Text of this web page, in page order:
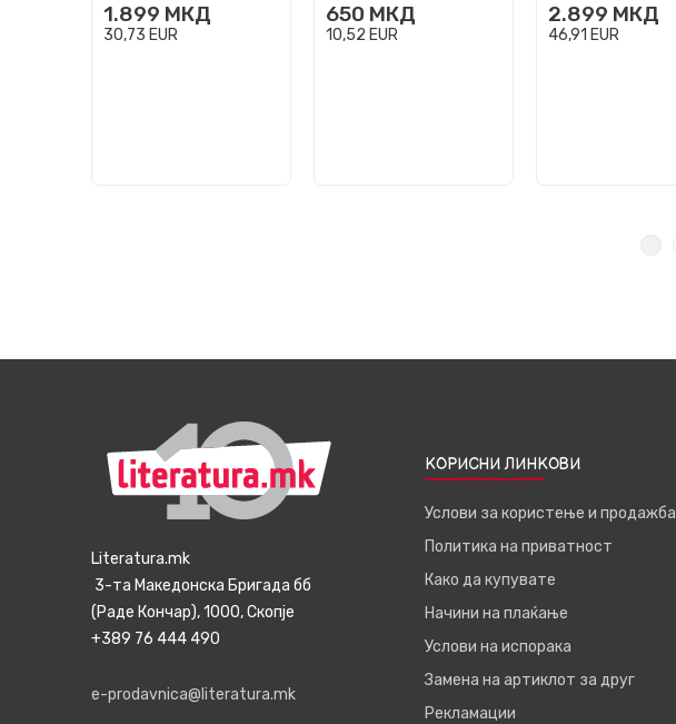
1.899 МКД
30,73 EUR
650 МКД
10,52 EUR
2.899 МКД
46,91 EUR
Literatura.mk
3-та Македонска Бригада бб
(Раде Кончар), 1000, Скопје
+389 76 444 490
e-prodavnica@literatura.mk
КОРИСНИ ЛИНКОВИ
Услови за користење и продажба
Политика на приватност
Како да купувате
Начини на плаќање
Услови на испорака
Замена на артиклот за друг
Рекламации